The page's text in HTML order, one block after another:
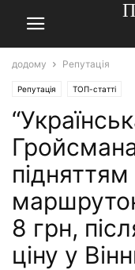
додому Репутація
Репутація ТОП-статті
підняттям
8 грн,
ціну у